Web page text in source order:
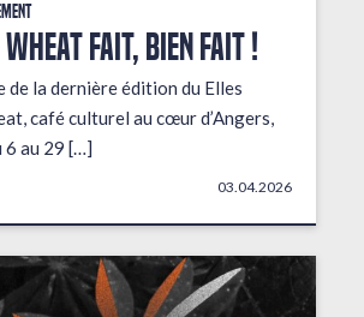
wheat fait, bien fait !
de la dernière édition du Elles
café culturel au cœur d’Angers,
6 au 29 […]
03.04.2026